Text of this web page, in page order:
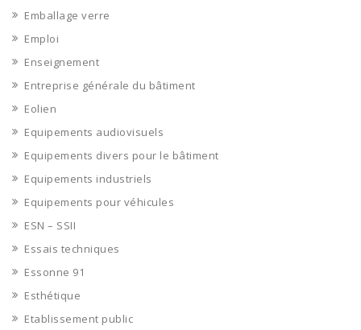
Emballage verre
Emploi
Enseignement
Entreprise générale du bâtiment
Eolien
Equipements audiovisuels
Equipements divers pour le bâtiment
Equipements industriels
Equipements pour véhicules
ESN – SSII
Essais techniques
Essonne 91
Esthétique
Etablissement public